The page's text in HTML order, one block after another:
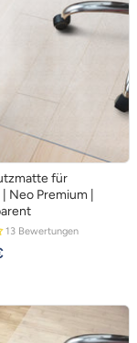
für
Neo Premium |
13 Bewertungen